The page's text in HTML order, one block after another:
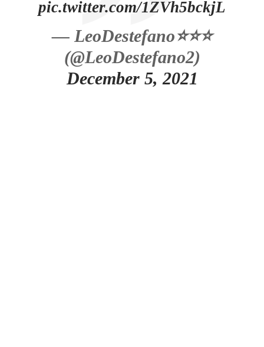
pic.twitter.com/1ZVh5bckjL
— LeoDestefano⭐⭐⭐
(@LeoDestefano2)
December 5, 2021